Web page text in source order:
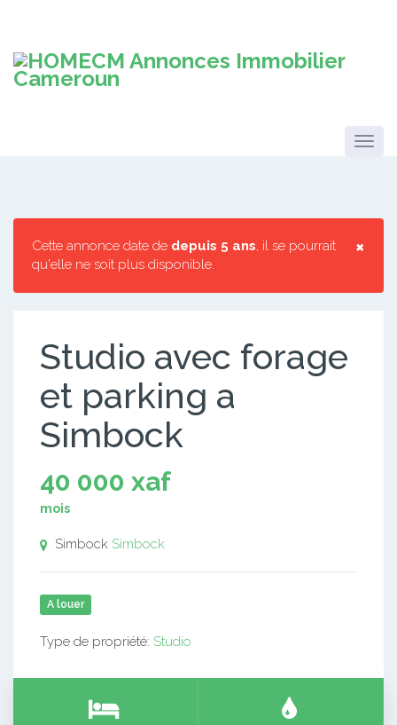
×
Cette annonce date de depuis 5 ans, il se pourrait
qu'elle ne soit plus disponible.
Studio avec forage
et parking a
Simbock
40 000 xaf
mois
Simbock Simbock
A louer
Type de propriété: Studio